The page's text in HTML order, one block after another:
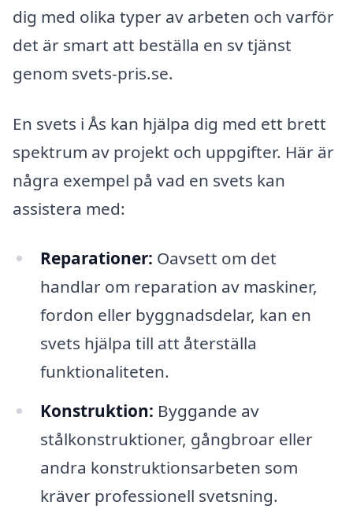
dig med olika typer av arbeten och varför
det är smart att beställa en sv tjänst
genom svets-pris.se.
En svets i Ås kan hjälpa dig med ett brett
spektrum av projekt och uppgifter. Här är
några exempel på vad en svets kan
assistera med:
Reparationer: Oavsett om det
handlar om reparation av maskiner,
fordon eller byggnadsdelar, kan en
svets hjälpa till att återställa
funktionaliteten.
Konstruktion: Byggande av
stålkonstruktioner, gångbroar eller
andra konstruktionsarbeten som
kräver professionell svetsning.